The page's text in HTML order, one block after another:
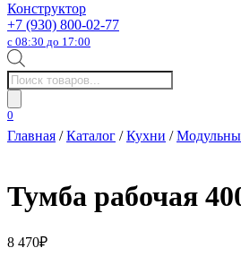
Конструктор
+7 (930) 800-02-77
с 08:30 до 17:00
Поиск
товаров
0
Главная /Каталог /Кухни /
Тумба рабочая
8 470₽